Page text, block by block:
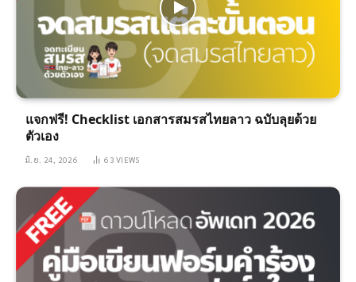
แจกฟรี! Checklist เอกสารสมรสไทยลาว ฉบับลุยด้วย
ตัวเอง
มิ.ย. 24, 2026 63VIEWS